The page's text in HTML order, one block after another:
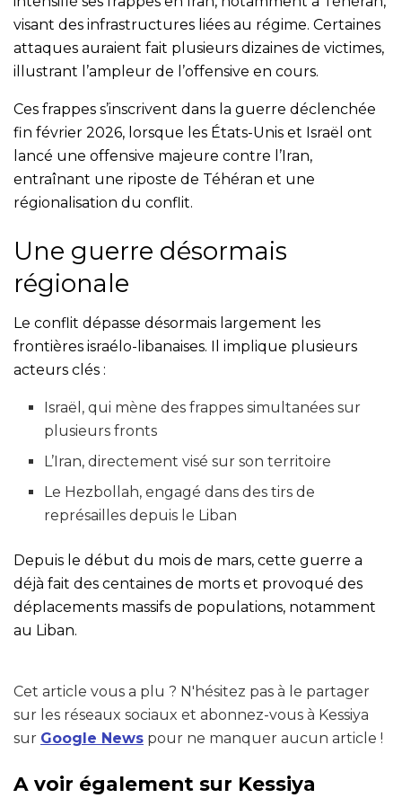
visant des infrastructures liées au régime. Certaines
attaques auraient fait plusieurs dizaines de victimes,
illustrant l’ampleur de l’offensive en cours.
Ces frappes s’inscrivent dans la guerre déclenchée
fin février 2026, lorsque les États-Unis et Israël ont
lancé une offensive majeure contre l’Iran,
entraînant une riposte de Téhéran et une
régionalisation du conflit.
Une guerre désormais
régionale
Le conflit dépasse désormais largement les
frontières israélo-libanaises. Il implique plusieurs
acteurs clés :
Israël, qui mène des frappes simultanées sur
plusieurs fronts
L’Iran, directement visé sur son territoire
Le Hezbollah, engagé dans des tirs de
représailles depuis le Liban
Depuis le début du mois de mars, cette guerre a
déjà fait des centaines de morts et provoqué des
déplacements massifs de populations, notamment
au Liban.
Cet article vous a plu ? N'hésitez pas à le partager
sur les réseaux sociaux et abonnez-vous à Kessiya
sur Google News pour ne manquer aucun article !
A voir également sur Kessiya